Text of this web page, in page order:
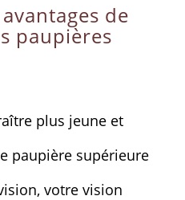
de
paupières
plus jeune et
paupière supérieure
votre vision